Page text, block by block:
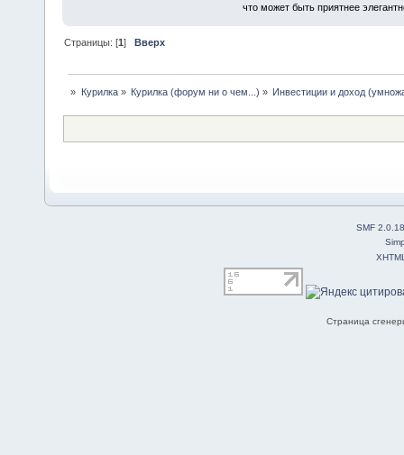
что может быть приятнее
Страницы: [1]Вверх
» Курилка» Курилка (форум ни о чем...) » Инвестиции и доход
SMF 2.0.18
Страница